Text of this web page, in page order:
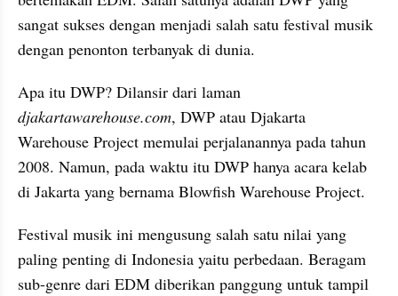
sangat sukses dengan menjadi salah satu festival musik
dengan penonton terbanyak di dunia.
djakartawarehouse.com, DWP atau Djakarta
Warehouse Project memulai perjalanannya pada tahun
2008. Namun, pada waktu itu DWP hanya acara kelab
di Jakarta yang bernama Blowfish Warehouse Project.
Festival musik ini mengusung salah satu nilai yang
paling penting di Indonesia yaitu perbedaan. Beragam
sub-genre dari EDM diberikan panggung untuk tampil